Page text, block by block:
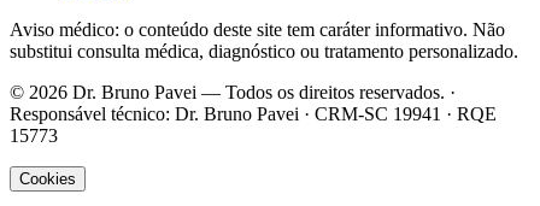
Aviso médico: o conteúdo deste site tem caráter informativo. Não
substitui consulta médica, diagnóstico ou tratamento personalizado.
© 2026 Dr. Bruno Pavei — Todos os direitos reservados. ·
Responsável técnico: Dr. Bruno Pavei · CRM-SC 19941 · RQE
15773
Cookies